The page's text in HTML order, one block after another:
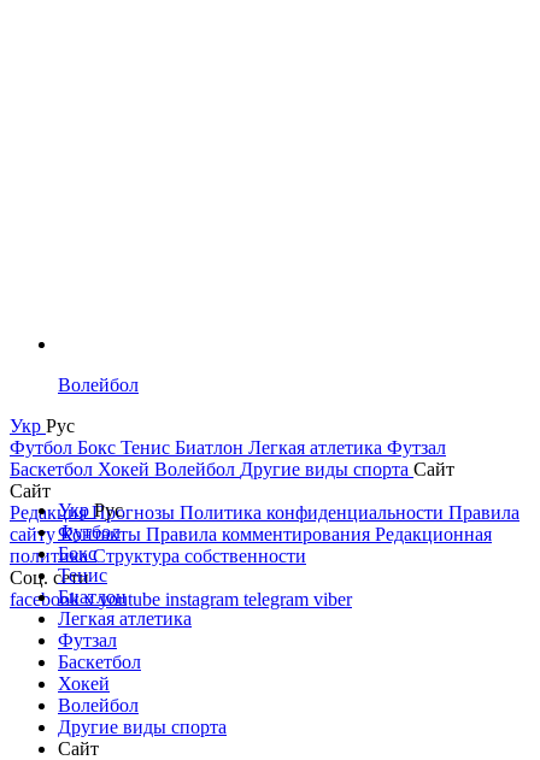
Волейбол
Укр Рус
Футбол Бокс Тенис Биатлон Легкая атлетика Футзал
Баскетбол Хокей Волейбол Другие виды спорта Сайт
Сайт
РедакцияПрогнозы Политика конфиденциальности Правила
сайтуКонтакты Правила комментирования Редакционная
политикаСтруктура собственности
Соц. сети
facebookxyoutube instagram telegram viber
УкрРус
Футбол
Бокс
Тенис
Биатлон
Легкая атлетика
Футзал
Баскетбол
Хокей
Волейбол
Другие виды спорта
Сайт